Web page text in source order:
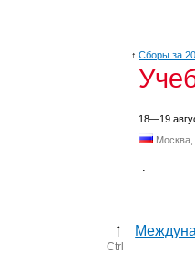
↑ Сборы за
18—19
.
↑
Ctrl